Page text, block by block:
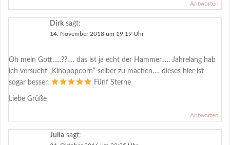
Antworten
Dirk sagt:
14. November 2018 um 19:19 Uhr
Oh mein Gott…..??…. das ist ja echt der Hammer….. Jahrelang hab
ich versucht „Kinopopcorn“ selber zu machen…. dieses hier ist
sogar besser.
Fünf Sterne
Liebe Grüße
Antworten
Julia sagt: